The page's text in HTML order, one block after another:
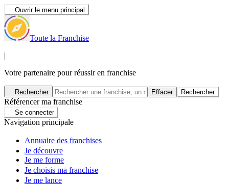
Ouvrir le menu principal
Toute la Franchise
|
Votre partenaire pour réussir en franchise
Rechercher Effacer Rechercher
Référencer ma franchise
Se connecter
Navigation principale
Annuaire des franchises
Je découvre
Je me forme
Je choisis ma franchise
Je me lance